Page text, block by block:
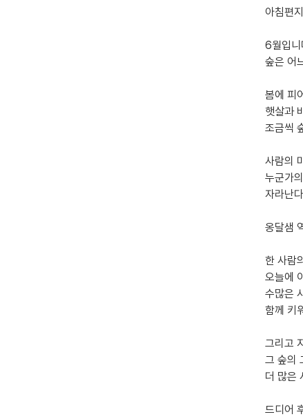
아침편
6월입니
숲은 어
봄에 피
햇살과
조금씩
사람의
누군가
자라난
옹달샘
한 사람
오늘에
수많은
함께 키
그리고
그 숲의
더 많은
드디어